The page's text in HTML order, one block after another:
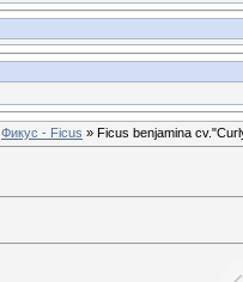
Фикус - Ficus » Ficus benjamina